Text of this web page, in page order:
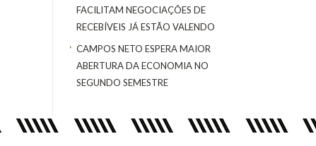
FACILITAM NEGOCIAÇÕES DE
RECEBÍVEIS JÁ ESTÃO VALENDO
CAMPOS NETO ESPERA MAIOR
ABERTURA DA ECONOMIA NO
SEGUNDO SEMESTRE